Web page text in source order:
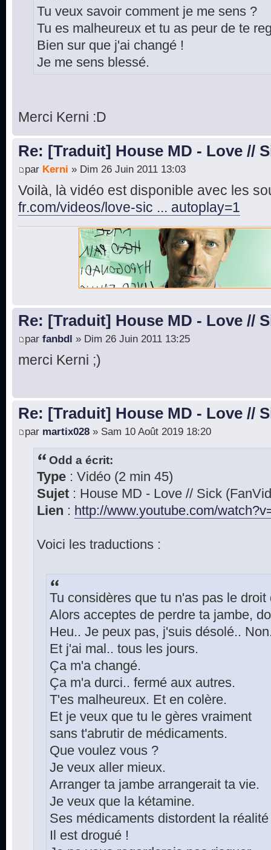
Tu veux savoir comment je me sens ?
Tu es malheureux et tu as peur de te
Bien sur que j'ai changé !
Je me sens blessé.
Merci Kerni :D
Re: [Traduit] House MD - Love //
par Kerni » Dim 26 Juin 2011 13:03
Voilà, là vidéo est disponible avec les
fr.com/videos/love-sic ... autoplay=1
Re: [Traduit] House MD - Love //
par fanbdl » Dim 26 Juin 2011 13:25
merci Kerni ;)
Re: [Traduit] House MD - Love //
par martix028 » Sam 10 Août 2019 18:20
Odd a écrit:
Type : Vidéo (2 min 45)
Sujet : House MD - Love // Sick
Lien : http://www.youtube.com/
Voici les traductions :
Tu considères que tu n'as pas le droit
Alors acceptes de perdre ta jambe,
Heu.. Je peux pas, j'suis désolé..
Et j'ai mal.. tous les jours.
Ça m'a changé.
Ça m'a durci.. fermé aux autres.
T'es malheureux. Et en colère.
Et je veux que tu le gères vraiment
sans t'abrutir de médicaments.
Que voulez vous ?
Je veux aller mieux.
Arranger ta jambe arrangerait ta vie.
Je veux que la kétamine.
Ses médicaments distordent la réalité
Il est drogué !